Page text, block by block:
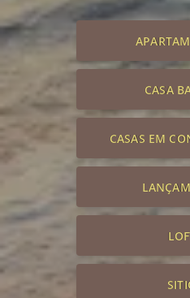
CASA
CASAS EM